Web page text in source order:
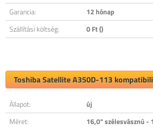
Garancia:
12 hónap
Szállítási költség:
0 Ft ()
Toshiba Satellite A350D-113
Állapot:
új
Méret:
16,0" szélesvásznú -